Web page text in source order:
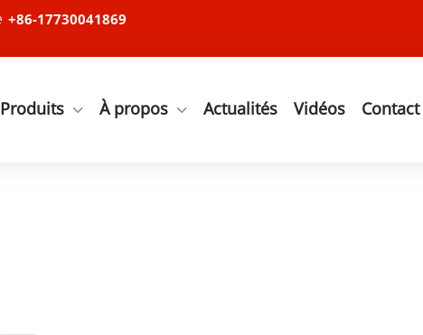
+86-17730041869
Produits À propos Actualités Vidéos Contact